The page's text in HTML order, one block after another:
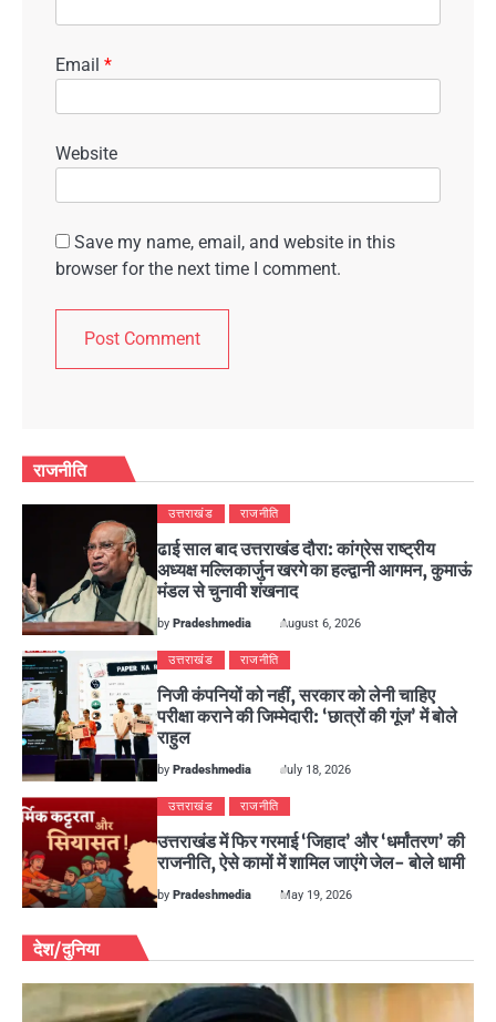
Email *
Website
Save my name, email, and website in this
browser for the next time I comment.
राजनीति
उत्तराखंड राजनीति
ढाई साल बाद उत्तराखंड दौरा: कांग्रेस राष्ट्रीय
अध्यक्ष मल्लिकार्जुन खरगे का हल्द्वानी आगमन, कुमाऊं
मंडल से चुनावी शंखनाद
by Pradeshmedia August 6, 2026
उत्तराखंड राजनीति
निजी कंपनियों को नहीं, सरकार को लेनी चाहिए
परीक्षा कराने की जिम्मेदारी: ‘छात्रों की गूंज’ में बोले
राहुल
by Pradeshmedia July 18, 2026
उत्तराखंड राजनीति
उत्तराखंड में फिर गरमाई ‘जिहाद’ और ‘धर्मांतरण’ की
राजनीति, ऐसे कामों में शामिल जाएंगे जेल- बोले धामी
by Pradeshmedia May 19, 2026
देश/दुनिया